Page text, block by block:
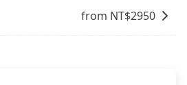
from NT$2950